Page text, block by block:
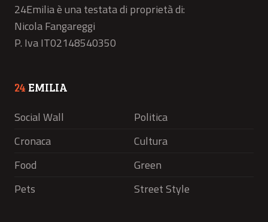
24Emilia è una testata di proprietà di:
Nicola Fangareggi
P. Iva IT02148540350
24 EMILIA
Social Wall
Politica
Cronaca
Cultura
Food
Green
Pets
Street Style